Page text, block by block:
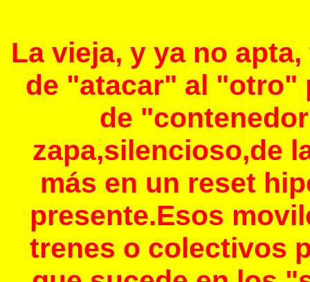
La vieja, y ya no
de "atacar" al "otro"
de
zapa,silencioso,de
más en un reset
presente.Esos
trenes o colectivos